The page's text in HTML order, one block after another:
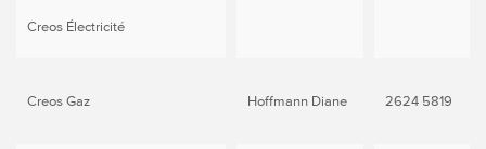
Creos Électricité
Creos Gaz Hoffmann Diane 2624 5819